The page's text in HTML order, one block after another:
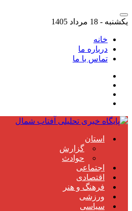
یکشنبه - 18 مرداد 1405
خانه
درباره ما
تماس با ما
استان
گزارش
حوادث
اجتماعی
اقتصادی
فرهنگ و هنر
ورزشی
سیاسی